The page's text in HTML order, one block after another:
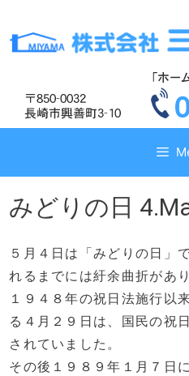
テ
ス
テ
ス
みどりの日
５月４日は「みどりの日」
れるまでには紆余曲折があ
１９４８年の祝日法施行以
る４月２９日は、国民の祝
されていました。
その後１９８９年１月７日